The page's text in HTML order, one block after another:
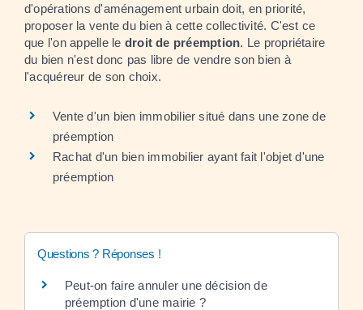
d'opérations d'aménagement urbain doit, en priorité,
proposer la vente du bien à cette collectivité. C'est ce
que l'on appelle le droit de préemption. Le propriétaire
du bien n'est donc pas libre de vendre son bien à
l'acquéreur de son choix.
Vente d'un bien immobilier situé dans une zone de
préemption
Rachat d'un bien immobilier ayant fait l'objet d'une
préemption
Questions ? Réponses !
Peut-on faire annuler une décision de
préemption d'une mairie ?